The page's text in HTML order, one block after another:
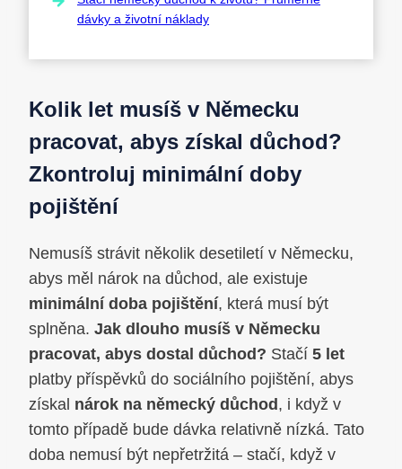
dávky a životní náklady
Kolik let musíš v Německu
pracovat, abys získal důchod?
Zkontroluj minimální doby
pojištění
Nemusíš strávit několik desetiletí v Německu,
abys měl nárok na důchod, ale existuje
minimální doba pojištění, která musí být
splněna. Jak dlouho musíš v Německu
pracovat, abys dostal důchod? Stačí 5 let
platby příspěvků do sociálního pojištění, abys
získal nárok na německý důchod, i když v
tomto případě bude dávka relativně nízká. Tato
doba nemusí být nepřetržitá – stačí, když v